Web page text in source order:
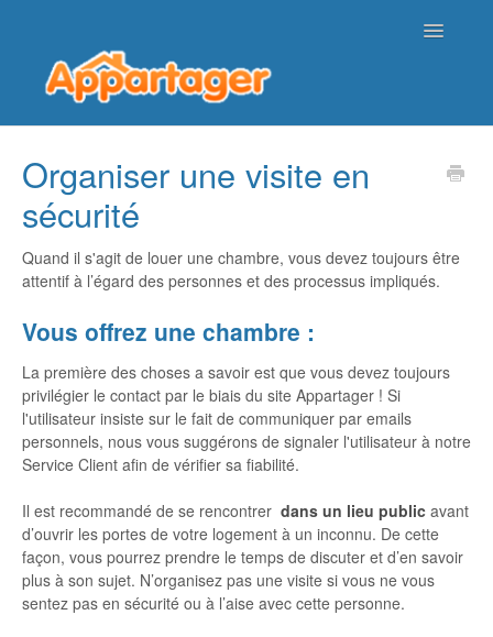
Toggle
Organiser une visite en
sécurité
Quand il s'agit de louer une chambre, vous devez toujours être
attentif à l’égard des personnes et des processus impliqués.
Vous offrez une chambre :
La première des choses a savoir est que vous devez toujours
privilégier le contact par le biais du site Appartager ! Si
l'utilisateur insiste sur le fait de communiquer par emails
personnels, nous vous suggérons de signaler l'utilisateur à notre
Service Client afin de vérifier sa fiabilité.
Il est recommandé de se rencontrer dans un lieu public avant
d’ouvrir les portes de votre logement à un inconnu. De cette
façon, vous pourrez prendre le temps de discuter et d’en savoir
plus à son sujet. N’organisez pas une visite si vous ne vous
sentez pas en sécurité ou à l’aise avec cette personne.